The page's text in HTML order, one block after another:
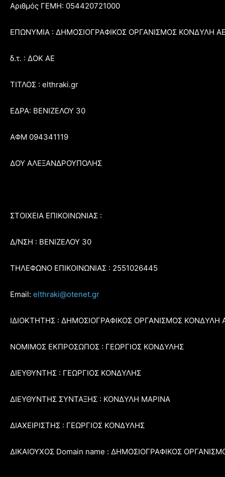
Αριθμός ΓΕΜΗ: 054420721000
ΕΠΩΝΥΜΙΑ : ΔΗΜΟΣΙΟΓΡΑΦΙΚΟΣ ΟΡΓΑΝΙΣΜΟΣ ΚΟΝΔΥΛΗ
δ.τ. : ΔΟΚ ΑΕ
ΤΙΤΛΟΣ : elthraki.gr
ΕΔΡΑ: ΒΕΝΙΖΕΛΟΥ 30
ΑΦΜ 094341119
ΔΟΥ ΑΛΕΞΑΝΔΡΟΥΠΟΛΗΣ
ΣΤΟΙΧΕΙΑ ΕΠΙΚΟΙΝΩΝΙΑΣ :
Δ/ΝΣΗ : ΒΕΝΙΖΕΛΟΥ 30
ΤΗΛΕΦΩΝΟ ΕΠΙΚΟΙΝΩΝΙΑΣ : 2551026445
Email: elthraki@otenet.gr
ΙΔΙΟΚΤΗΤΗΣ : ΔΗΜΟΣΙΟΓΡΑΦΙΚΟΣ ΟΡΓΑΝΙΣΜΟΣ ΚΟΝΔΥΛΗ
ΝΟΜΙΜΟΣ ΕΚΠΡΟΣΩΠΟΣ : ΓΕΩΡΓΙΟΣ ΚΟΝΔΥΛΗΣ
ΔΙΕΥΘΥΝΤΗΣ : ΓΕΩΡΓΙΟΣ ΚΟΝΔΥΛΗΣ
ΔΙΕΥΘΥΝΤΗΣ ΣΥΝΤΑΞΗΣ : ΚΟΝΔΥΛΗ ΜΑΡΙΝΑ
ΔΙΑΧΕΙΡΙΣΤΗΣ : ΓΕΩΡΓΙΟΣ ΚΟΝΔΥΛΗΣ
ΔΙΚΑΙΟΥΧΟΣ Domain name : ΔΗΜΟΣΙΟΓΡΑΦΙΚΟΣ